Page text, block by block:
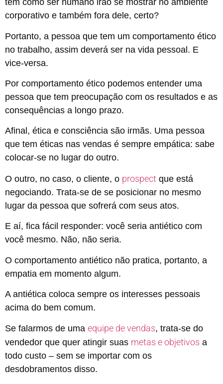
tem como ser humano irão se mostrar no ambiente
corporativo e também fora dele, certo?
Portanto, a pessoa que tem um comportamento ético
no trabalho, assim deverá ser na vida pessoal. E
vice-versa.
Por comportamento ético podemos entender uma
pessoa que tem preocupação com os resultados e as
consequências a longo prazo.
Afinal, ética e consciência são irmãs. Uma pessoa
que tem éticas nas vendas é sempre empática: sabe
colocar-se no lugar do outro.
O outro, no caso, o cliente, o prospect que está
negociando. Trata-se de se posicionar no mesmo
lugar da pessoa que sofrerá com seus atos.
E aí, fica fácil responder: você seria antiético com
você mesmo. Não, não seria.
O comportamento antiético não pratica, portanto, a
empatia em momento algum.
A antiética coloca sempre os interesses pessoais
acima do bem comum.
Se falarmos de uma equipe de vendas, trata-se do
vendedor que quer atingir suas metas e objetivos a
todo custo – sem se importar com os
desdobramentos disso.